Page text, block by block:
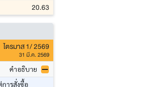
20.63
ไตรมาส 1/ 2569
31 มี.ค. 2569
คำอธิบาย
ารสั่งซื้อ